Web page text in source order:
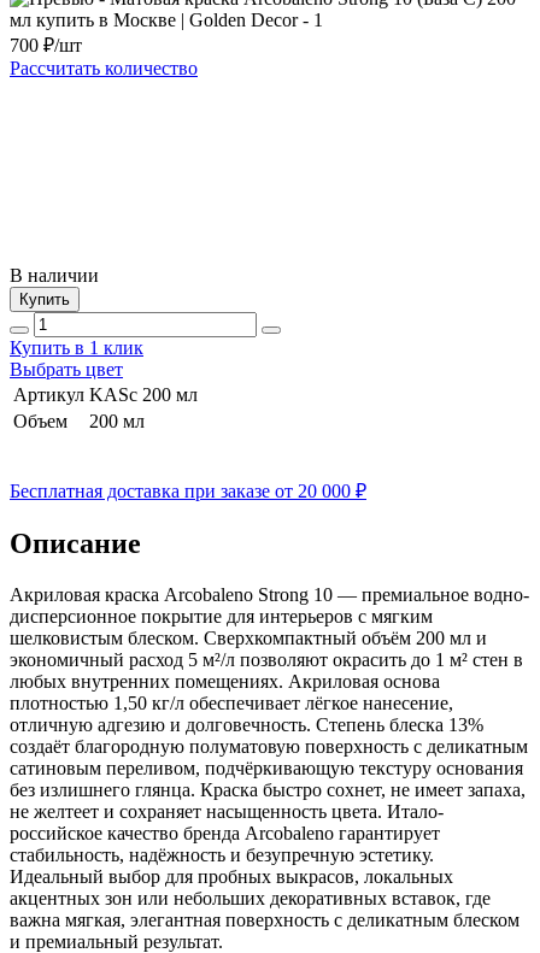
700 ₽/шт
Рассчитать количество
В наличии
Купить
Купить в 1 клик
Выбрать цвет
Артикул KASc 200 мл
Объем
200 мл
Бесплатная доставка при заказе от 20 000 ₽
Описание
Акриловая краска Arcobaleno Strong 10 — премиальное водно-
дисперсионное покрытие для интерьеров с мягким
шелковистым блеском. Сверхкомпактный объём 200 мл и
экономичный расход 5 м²/л позволяют окрасить до 1 м² стен в
любых внутренних помещениях. Акриловая основа
плотностью 1,50 кг/л обеспечивает лёгкое нанесение,
отличную адгезию и долговечность. Степень блеска 13%
создаёт благородную полуматовую поверхность с деликатным
сатиновым переливом, подчёркивающую текстуру основания
без излишнего глянца. Краска быстро сохнет, не имеет запаха,
не желтеет и сохраняет насыщенность цвета. Итало-
российское качество бренда Arcobaleno гарантирует
стабильность, надёжность и безупречную эстетику.
Идеальный выбор для пробных выкрасов, локальных
акцентных зон или небольших декоративных вставок, где
важна мягкая, элегантная поверхность с деликатным блеском
и премиальный результат.